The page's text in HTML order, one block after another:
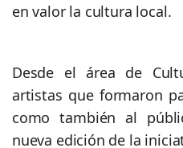
en valor la cultura local.
Desde el área de
artistas que formaron
como también al
nueva edición de la